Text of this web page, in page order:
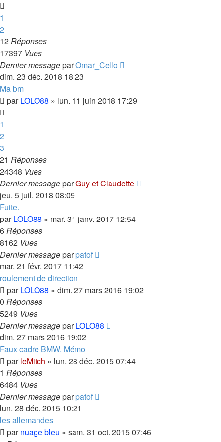
1
2
12Réponses
17397 Vues
Dernier messageparOmar_Cello
dim. 23 déc. 2018 18:23
Ma bm
parLOLO88 » lun. 11 juin 2018 17:29
1
2
3
21 Réponses
24348 Vues
Dernier messageparGuy et Claudette
jeu. 5 juil. 2018 08:09
Fuite.
parLOLO88 » mar. 31 janv. 2017 12:54
6Réponses
8162 Vues
Dernier messageparpatof
mar. 21 févr. 2017 11:42
roulement de direction
parLOLO88 » dim. 27 mars 2016 19:02
0 Réponses
5249 Vues
Dernier messageparLOLO88
dim. 27 mars 2016 19:02
Faux cadre BMW. Mémo
parleMitch » lun. 28 déc. 2015 07:44
1 Réponses
6484 Vues
Dernier messageparpatof
lun. 28 déc. 2015 10:21
les allemandes
parnuage bleu » sam. 31 oct. 2015 07:46